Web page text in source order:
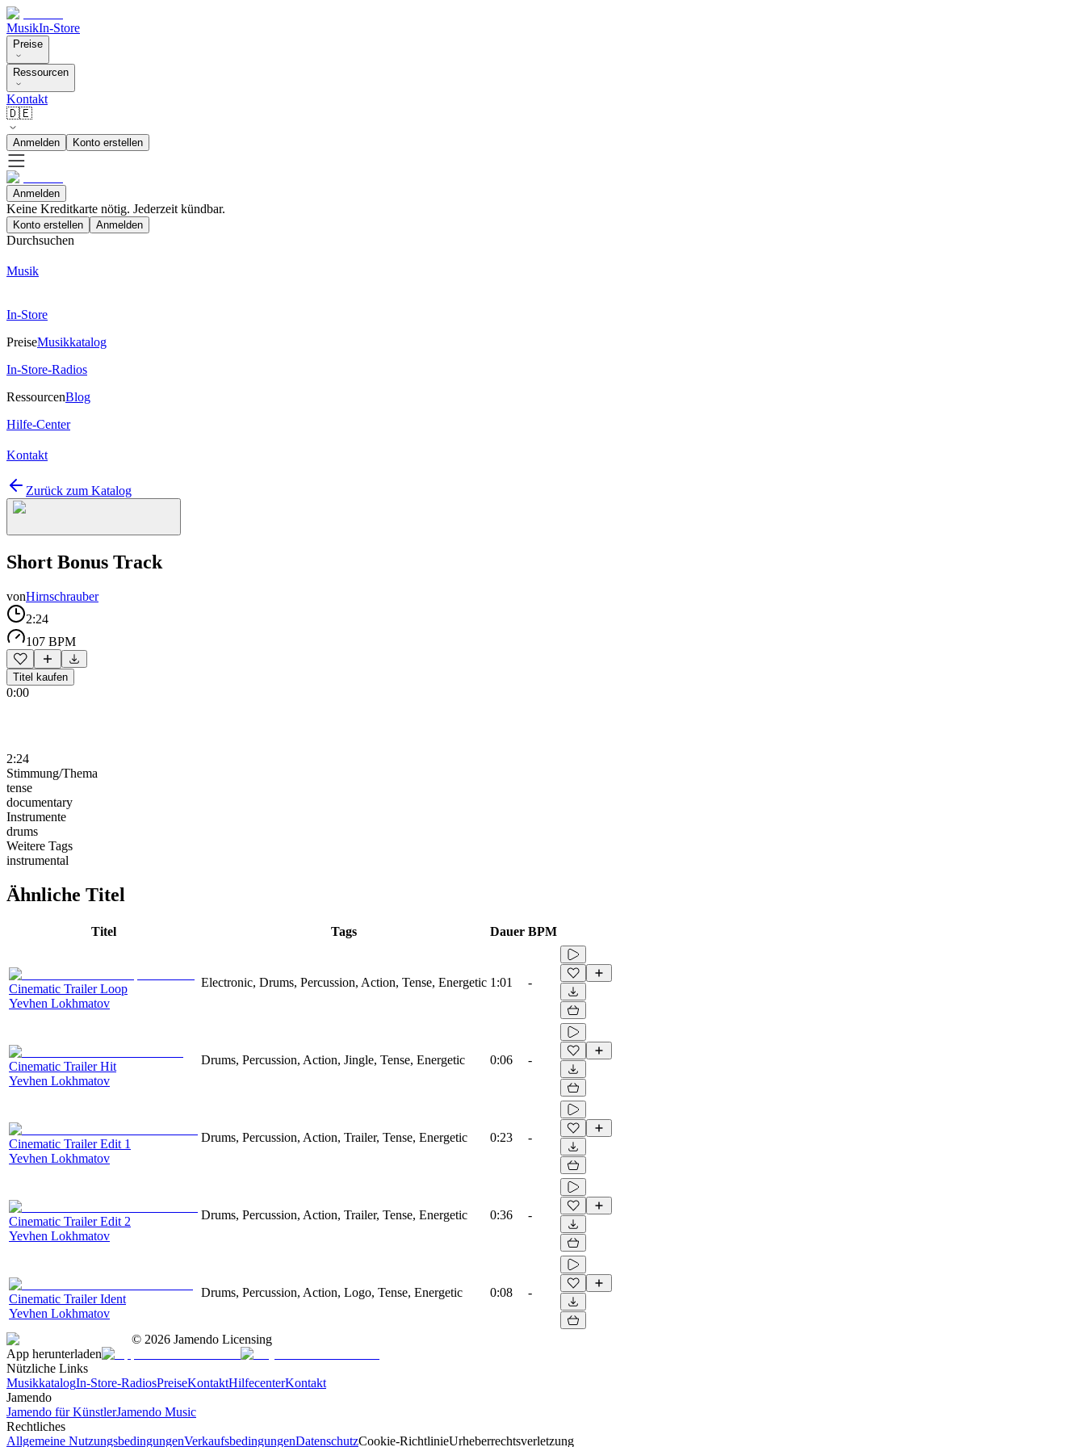
MusikIn-Store
Preise
Ressourcen
Kontakt
🇩🇪
Anmelden Konto erstellen
Anmelden
Keine Kreditkarte nötig. Jederzeit kündbar.
Konto erstellen Anmelden
Durchsuchen
Musik
In-Store
PreiseMusikkatalog
In-Store-Radios
RessourcenBlog
Hilfe-Center
Kontakt
Zurück zum Katalog
Short Bonus Track
vonHirnschrauber
2:24
107 BPM
Titel kaufen
0:00
2:24
Stimmung/Thema
tense
documentary
Instrumente
drums
Weitere Tags
instrumental
Ähnliche Titel
Titel Tags Dauer BPM
Cinematic Trailer Loop
Yevhen Lokhmatov
Electronic, Drums, Percussion, Action, Tense, Energetic 1:01 -
Cinematic Trailer Hit
Yevhen Lokhmatov
Drums, Percussion, Action, Jingle, Tense, Energetic 0:06 -
Cinematic Trailer Edit 1
Yevhen Lokhmatov
Drums, Percussion, Action, Trailer, Tense, Energetic 0:23 -
Cinematic Trailer Edit 2
Yevhen Lokhmatov
Drums, Percussion, Action, Trailer, Tense, Energetic 0:36 -
Cinematic Trailer Ident
Yevhen Lokhmatov
Drums, Percussion, Action, Logo, Tense, Energetic 0:08 -
© 2026 Jamendo Licensing
App herunterladen
Nützliche Links
MusikkatalogIn-Store-RadiosPreiseKontaktHilfecenterKontakt
Jamendo
Jamendo für KünstlerJamendo Music
Rechtliches
Allgemeine NutzungsbedingungenVerkaufsbedingungenDatenschutzCookie-RichtlinieUrheberrechtsverletzung